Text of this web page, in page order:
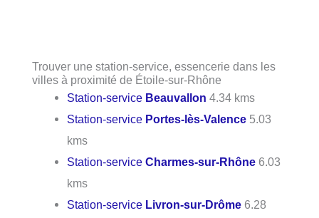
Trouver une station-service, essencerie dans les
villes à proximité de Étoile-sur-Rhône
Station-service Beauvallon 4.34 kms
Station-service Portes-lès-Valence 5.03
kms
Station-serviceCharmes-sur-Rhône 6.03
kms
Station-service Livron-sur-Drôme 6.28